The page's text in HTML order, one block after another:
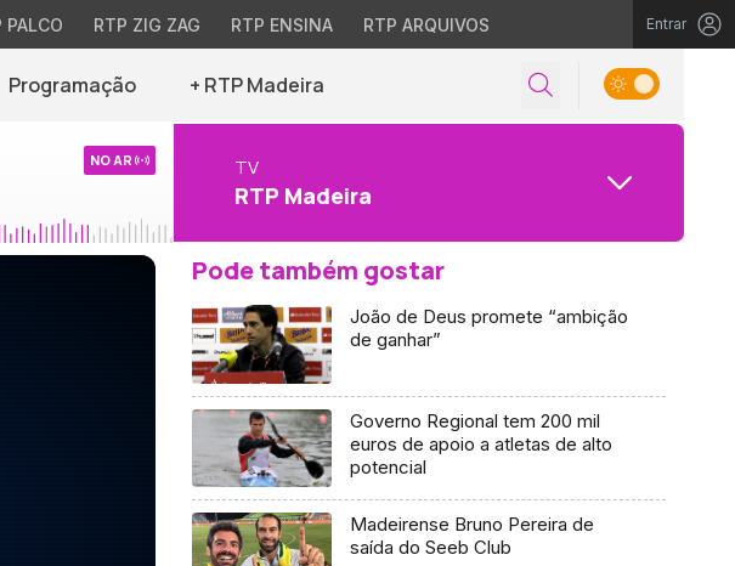
PALCO RTP ZIG ZAG RTP ENSINA RTP ARQUIVOS Entrar
Programação + RTP Madeira
NO AR TV
RTP Madeira
Pode também gostar
João de Deus promete “ambição
de ganhar”
Governo Regional tem 200 mil
euros de apoio a atletas de alto
potencial
Madeirense Bruno Pereira de
saída do Seeb Club